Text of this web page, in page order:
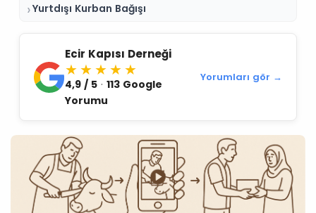
Yurtdışı Kurban Bağışı
Ecir Kapısı Derneği
★★★★★
4,9 / 5 · 113 Google
Yorumu
Yorumları gör →